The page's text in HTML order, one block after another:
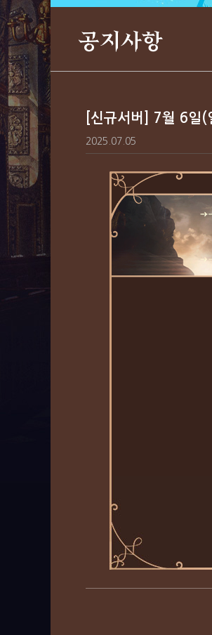
공지사항
[신규서버] 7월 6일
2025.07.05